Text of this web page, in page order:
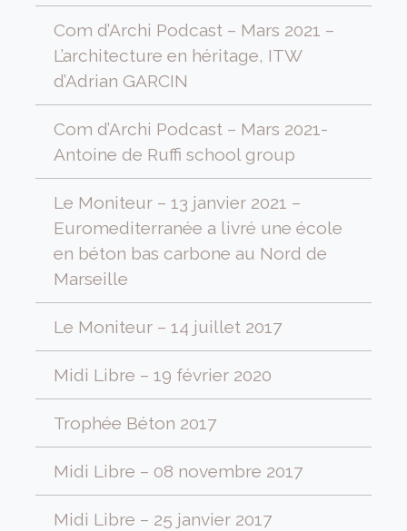
Com d’Archi Podcast – Mars 2021 –
L’architecture en héritage, ITW
d’Adrian GARCIN
Com d’Archi Podcast – Mars 2021-
Antoine de Ruffi school group
Le Moniteur – 13 janvier 2021 –
Euromediterranée a livré une école
en béton bas carbone au Nord de
Marseille
Le Moniteur – 14 juillet 2017
Midi Libre – 19 février 2020
Trophée Béton 2017
Midi Libre – 08 novembre 2017
Midi Libre – 25 janvier 2017